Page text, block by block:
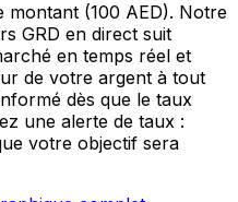
montant (100 AED). Notre
GRD en direct suit
en temps réel et
de votre argent à tout
dès que le taux
une alerte de taux :
votre objectif sera